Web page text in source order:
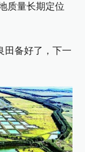
质量长期定位
田备好了，下一